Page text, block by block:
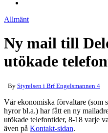
Allmänt
Ny mail till
utökade
By Styrelsen i Brf Engelsmannen 4
Vår ekonomiska förvaltare (som
hyror bl.a.) har fått en ny
utökade telefontider, 8-18 varje
även på Kontakt-sidan.